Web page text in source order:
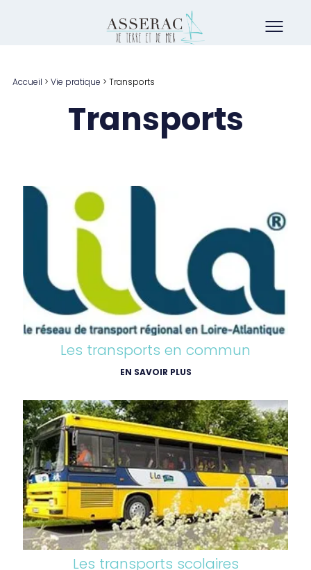
Accueil > Vie pratique > Transports
Transports
Les transports en commun
EN SAVOIR PLUS
Les transports scolaires